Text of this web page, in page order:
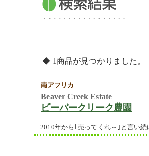
◆ 1商品が見つかりました。
南アフリカ
Beaver Creek Estate
ビーバークリーク農園
2010年から｢売ってくれ～｣と言い